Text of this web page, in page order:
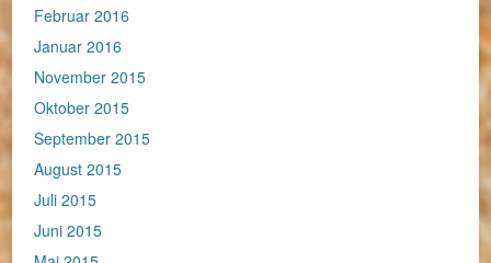
Februar 2016
Januar 2016
November 2015
Oktober 2015
September 2015
August 2015
Juli 2015
Juni 2015